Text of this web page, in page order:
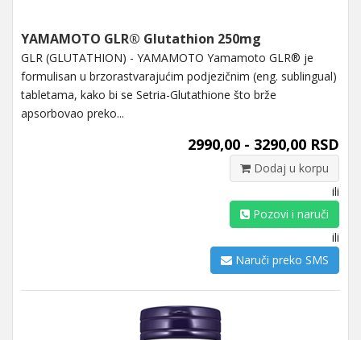
YAMAMOTO GLR® Glutathion 250mg
GLR (GLUTATHION) - YAMAMOTO Yamamoto GLR® je
formulisan u brzorastvarajućim podjezičnim (eng. sublingual)
tabletama, kako bi se Setria-Glutathione što brže
apsorbovao preko...
2990,00 - 3290,00 RSD
Dodaj u korpu
ili
Pozovi i naruči
ili
Naruči preko SMS